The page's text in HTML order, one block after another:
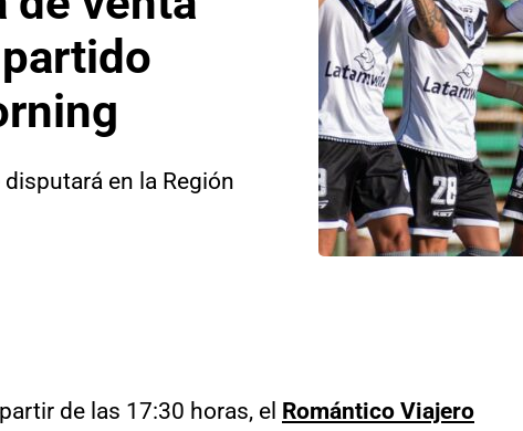
en la Región
de las 17:30 horas, el Romántico Viajero